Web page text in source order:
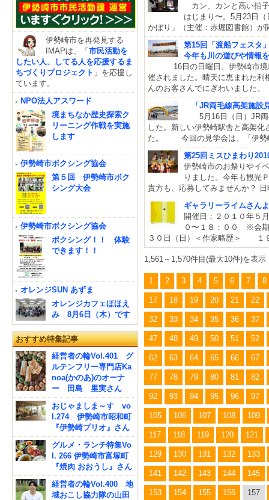
カン、カンと高い拍
はじまり〜。5月23日
かぼり」（主催：赤堀図書館）
第15回「渡船フェスタ
今年も川の遊びや情報
16日の日曜日、伊勢崎市境島
催されました。晴天に恵まれた利
んのお客さんでにぎわいまし
「JR両毛線高架施設
5月16日（日）JR両
した。新しい伊勢崎駅舎と高架
た。 今回の見学会は、「伊勢
第25回ミスひまわり
伊勢崎市のお祭りやイ
りました。今年も観光
貴方も、応募してみませんか？
ギャラリーライムさん
開催日：２０１０年
０〜１８：００ ※
３０日（日）＜作家略歴＞
1,561～1,570件目(最大10件)を表示
1 2 3 4 5 6 7 8
17 18 19 20 21 22
32 33 34 35 36 37
47 48 49 50 51 52
62 63 64 65 66 67
77 78 79 80 81 82
92 93 94 95 96 97
105 106 107 108 109
117 118 119 120 121
129 130 131 132 133
141 142 143 144 145
153 154 155 156 157
伊勢崎市を再発見する
IMAPは、「市民活動を
したい人、してる人を応援するま
ちづくりプロジェクト 」を応援し
ています。
NPO法人アスワード
境まちなか歴史探索ク
リーニング作戦を実施
します
伊勢崎市ボクシング協会
第５回 伊勢崎市ボク
シング大会
伊勢崎市ボクシング協会
ボクシング！！ 体験
できます！！
オレンジSUN あずま
オレンジカフェほほえ
み 8月6日（木）です
おすすめ特集記事
経営者の輪Vol.401 グ
ルテンフリー専門店Ka
noa(かのあ)のオーナ
ー 田島 里実さん
おじゃましま～す vo
l.274 伊勢崎市昭和町
『伊勢崎プリオ』さん
グルメ・ランチ特集Vo
l. 266 伊勢崎市富塚町
『焼肉 おおうし』さん
経営者の輪Vol.400 地
域おこし協力隊の山田